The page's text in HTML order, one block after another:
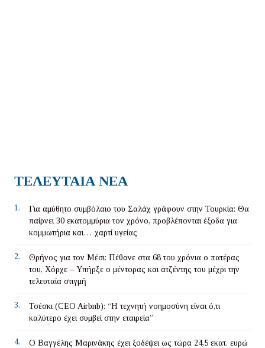
ΤΕΛΕΥΤΑΙΑ ΝΕΑ
1.
Για αμύθητο συμβόλαιο του Σαλάχ γράφουν στην Τουρκία: Θα
παίρνει 30 εκατομμύρια τον χρόνο, προβλέπονται έξοδα για
κομμωτήρια και… χαρτί υγείας
2.
Θρήνος για τον Μέσι: Πέθανε στα 68 του χρόνια ο πατέρας
του, Χόρχε – Υπήρξε ο μέντορας και ατζέντης του μέχρι την
τελευταία στιγμή
3.
Τσέσκι (CEO Airbnb): “Η τεχνητή νοημοσύνη είναι ό,τι
καλύτερο έχει συμβεί στην εταιρεία”
4.
Ο Βαγγέλης Μαρινάκης έχει ξοδέψει ως τώρα 24,5 εκατ. ευρώ